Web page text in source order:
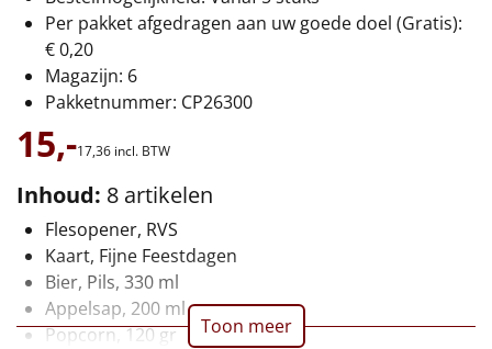
Luxe
Mannen
Vrouwen
Duurzaam
Leuke
Goedkope
Uniek
Per pakket afgedragen aan uw goede doel (Gratis):
€ 0,20
Magazijn: 6
Pakketnummer: CP26300
15,-17,36 incl. BTW
Inhoud: 8 artikelen
Flesopener, RVS
Kaart, Fijne Feestdagen
Bier, Pils, 330 ml
Appelsap, 200 ml
Popcorn, 120 gr
Toon meer